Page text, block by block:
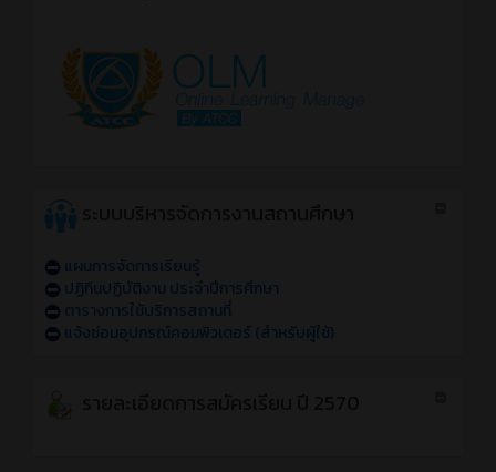
แผนการจัดการเรียนรู้
ปฏิทินปฏิบัติงาน ประจำปีการศึกษา
ตารางการใช้บริการสถานที่
แจ้งซ่อมอุปกรณ์คอมพิวเตอร์ (สำหรับผู้ใช้)